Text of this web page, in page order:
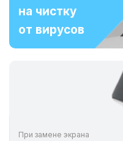
на чистку
от вирусов
При замене экрана